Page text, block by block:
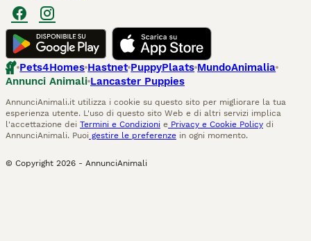
Pets4Homes Hastnet PuppyPlaats MundoAnimalia
Annunci Animali Lancaster Puppies
AnnunciAnimali.it utilizza i cookie su questo sito per migliorare la tua
esperienza utente. L'uso di questo sito Web e di altri servizi implica
l'accettazione dei Termini e Condizioni e Privacy e Cookie Policy di
AnnunciAnimali. Puoi gestire le preferenze in ogni momento.
© Copyright 2026 - AnnunciAnimali